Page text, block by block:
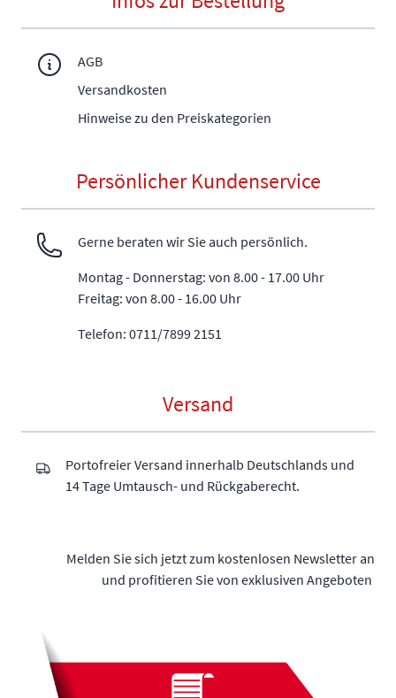
AGB
Versandkosten
Hinweise zu den Preiskategorien
Persönlicher Kundenservice
Gerne beraten wir Sie auch persönlich.
Montag - Donnerstag: von 8.00 - 17.00 Uhr
Freitag: von 8.00 - 16.00 Uhr
Telefon: 0711/7899 2151
Versand
Portofreier Versand innerhalb Deutschlands und
14 Tage Umtausch- und Rückgaberecht.
Melden Sie sich jetzt zum kostenlosen Newsletter an
und profitieren Sie von exklusiven Angeboten